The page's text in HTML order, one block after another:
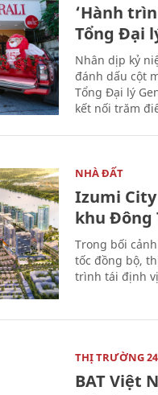
‘Hành
Tổng Đại
Nhân dịp kỷ
đánh dấu cột
Tổng Đại lý
kết nối trăm
NHÀ ĐẤT
Izumi
khu Đông
Trong bối
tốc đồng bộ,
trình tái định
THỊ TRƯỜNG
BAT Việt